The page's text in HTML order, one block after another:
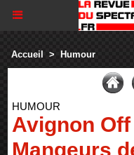
Accueil > Humour
HUMOUR
Avignon
Mangeurs